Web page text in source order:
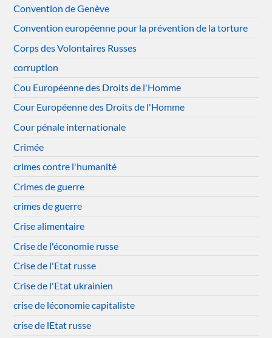
Convention de Genève
Convention européenne pour la prévention de la torture
Corps des Volontaires Russes
corruption
Cou Européenne des Droits de l'Homme
Cour Européenne des Droits de l'Homme
Cour pénale internationale
Crimée
crimes contre l'humanité
Crimes de guerre
crimes de guerre
Crise alimentaire
Crise de l'économie russe
Crise de l'Etat russe
Crise de l'Etat ukrainien
crise de léconomie capitaliste
crise de lEtat russe